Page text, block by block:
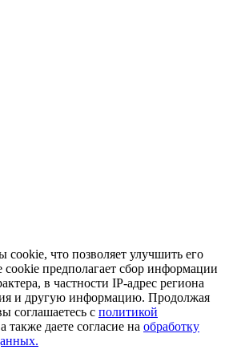
cookie, что позволяет улучшить его
cookie предполагает сбор информации
в частности IP-адрес региона
и другую информацию. Продолжая
соглашаетесь с политикой
также даете согласие на обработку